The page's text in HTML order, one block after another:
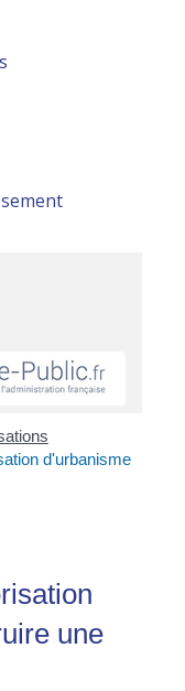
d'urbanisme
une